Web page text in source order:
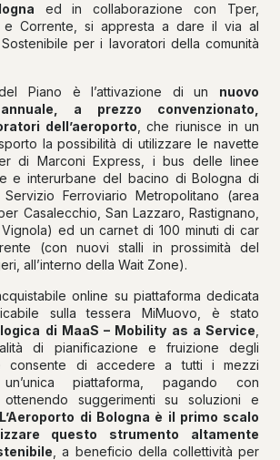
ed in collaborazione con Tper,
e Corrente, si appresta a dare il via al
per i lavoratori della comunità
Piano è l’attivazione di un nuovo
a prezzo convenzionato,
dell’aeroporto , che riunisce in un
la possibilità di utilizzare le navette
di Marconi Express, i bus delle linee
e interurbane del bacino di Bologna di
Ferroviario Metropolitano (area
Casalecchio, San Lazzaro, Rastignano,
ed un carnet di 100 minuti di car
(con nuovi stalli in prossimità del
all’interno della Wait Zone).
online su piattaforma dedicata
sulla tessera MiMuovo, è stato
di MaaS – Mobility as a Service
di pianificazione e fruizione degli
consente di accedere a tutti i mezzi
piattaforma, pagando con
suggerimenti su soluzioni e
L’Aeroporto di Bologna è il primo scalo
questo strumento altamente
, a beneficio della collettività per